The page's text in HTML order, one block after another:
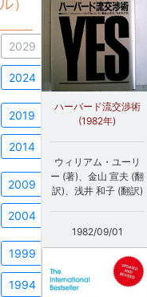
）
2029
2024
2019
2014
2009
2004
1999
1994
ハーバード流交渉術
(1982年)
ウィリアム・ユーリ
ー (著)、金山 宣夫 (翻
訳)、浅井 和子 (翻訳)
1982/09/01